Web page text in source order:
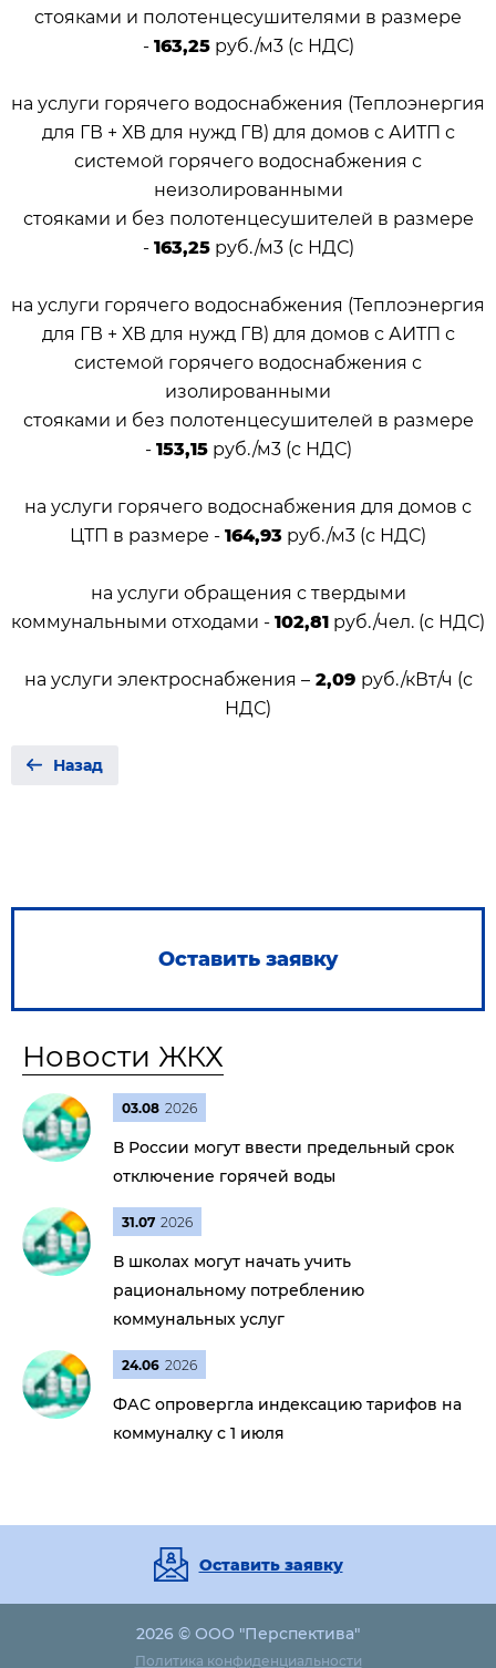
стояками и полотенцесушителями в размере
- 163,25руб./м3(с НДС)
на услуги горячего водоснабжения (Теплоэнергия
для ГВ + ХВ для нужд ГВ) для домов с АИТП с
системой горячего водоснабжения с
неизолированными
стояками и без полотенцесушителей в размере
- 163,25руб./м3(с НДС)
на услуги горячего водоснабжения (Теплоэнергия
для ГВ + ХВ для нужд ГВ) для домов с АИТП с
системой горячего водоснабжения с
изолированными
стояками и без полотенцесушителей в размере
- 153,15руб./м3(с НДС)
на услуги горячего водоснабжения для домов с
ЦТП в размере - 164,93 руб./м3 (с НДС)
на услуги обращения с твердыми
коммунальными отходами - 102,81 руб./чел. (с НДС)
на услуги электроснабжения –2,09 руб./кВт/ч (с
НДС)
Назад
Оставить заявку
Новости ЖКХ
03.08 2026
В России могут ввести предельный срок
отключение горячей воды
31.07 2026
В школах могут начать учить
рациональному потреблению
коммунальных услуг
24.06 2026
ФАС опровергла индексацию тарифов на
коммуналку с 1 июля
Оставить заявку
2026 © ООО "Перспектива"
Политика конфиденциальности